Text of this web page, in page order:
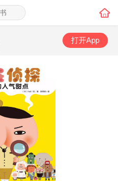
打开App